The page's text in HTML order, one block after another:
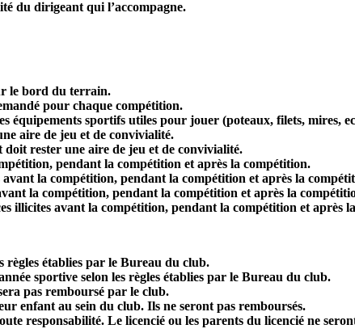
du dirigeant qui l’accompagne.
le bord du terrain.
pour chaque compétition.
équipements sportifs utiles pour jouer (poteaux, filets, mires,
aire de jeu et de convivialité.
rester une aire de jeu et de convivialité.
pendant la compétition et après la compétition.
la compétition, pendant la compétition et après la
la compétition, pendant la compétition et après la
illicites avant la compétition, pendant la compétition et après
règles établies par le Bureau du club.
sportive selon les règles établies par le Bureau du club.
pas remboursé par le club.
enfant au sein du club. Ils ne seront pas remboursés.
responsabilité. Le licencié ou les parents du licencié ne